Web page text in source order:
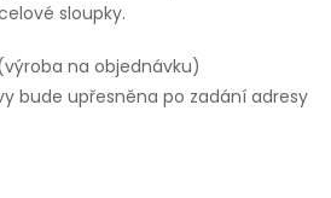
sloupky.
na objednávku)
bude upřesněna po zadání adresy